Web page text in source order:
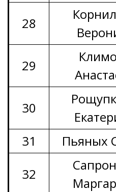
28
29
30
31
Пьяных
32